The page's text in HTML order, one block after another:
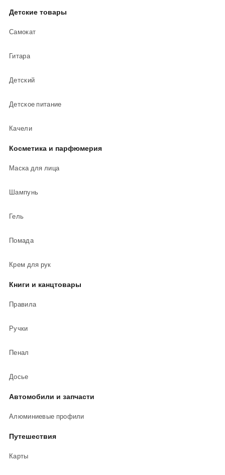
Детские товары
Самокат
Гитара
Детский
Детское питание
Качели
Косметика и парфюмерия
Маска для лица
Шампунь
Гель
Помада
Крем для рук
Книги и канцтовары
Правила
Ручки
Пенал
Досье
Автомобили и запчасти
Алюминиевые профили
Путешествия
Карты